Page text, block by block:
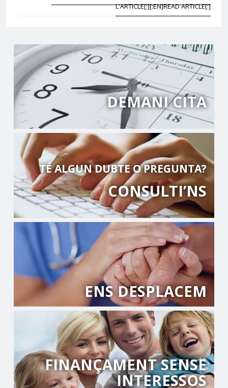
L'ARTICLE[:][:EN]READ ARTICLE[:]
DEMANI CITA
TÉ ALGUN DUBTE O PREGUNTA?
CONSULTI’NS
ENS DESPLACEM
FINANÇAMENT SENSE
INTERESSOS